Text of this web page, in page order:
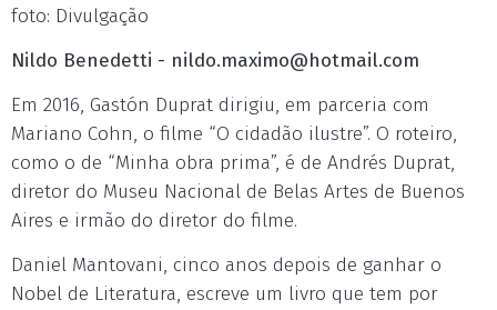
foto: Divulgação
Nildo Benedetti - nildo.maximo@hotmail.com
Em 2016, Gastón Duprat dirigiu, em parceria com
Mariano Cohn, o filme “O cidadão ilustre”. O roteiro,
como o de “Minha obra prima”, é de Andrés Duprat,
diretor do Museu Nacional de Belas Artes de Buenos
Aires e irmão do diretor do filme.
Daniel Mantovani, cinco anos depois de ganhar o
Nobel de Literatura, escreve um livro que tem por